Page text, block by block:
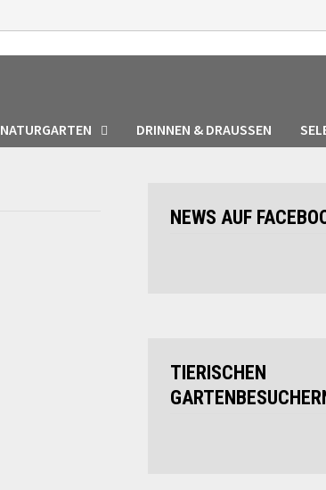
NATURGARTEN DRINNEN & DRAUSSEN
NEWS AUF
TIERISCHEN